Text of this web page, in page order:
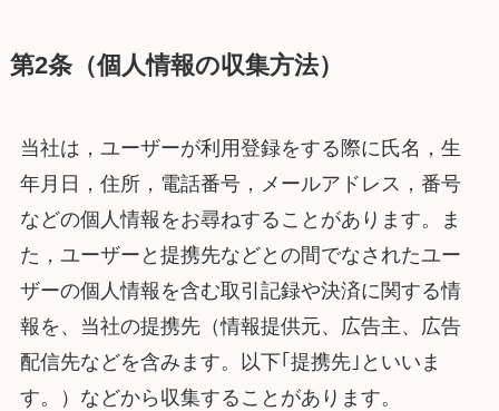
第2条（個人情報の収集方法）
当社は，ユーザーが利用登録をする際に氏名，生
年月日，住所，電話番号，メールアドレス，番号
などの個人情報をお尋ねすることがあります。ま
た，ユーザーと提携先などとの間でなされたユー
ザーの個人情報を含む取引記録や決済に関する情
報を、当社の提携先（情報提供元、広告主、広告
配信先などを含みます。以下｢提携先｣といいま
す。）などから収集することがあります。